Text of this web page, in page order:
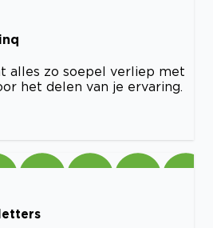
alles zo soepel verliep met
het delen van je ervaring.